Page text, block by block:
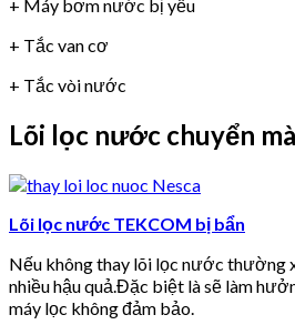
+ Máy bơm nước bị yếu
+ Tắc van cơ
+ Tắc vòi nước
Lõi lọc nước chuyển
Lõi lọc nước TEKCOM bị bẩn
Nếu không thay lõi lọc nước thường
nhiều hậu quả.Đặc biệt là sẽ làm
máy lọc không đảm bảo.